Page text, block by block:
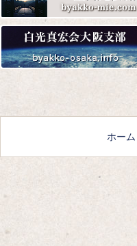
ホーム